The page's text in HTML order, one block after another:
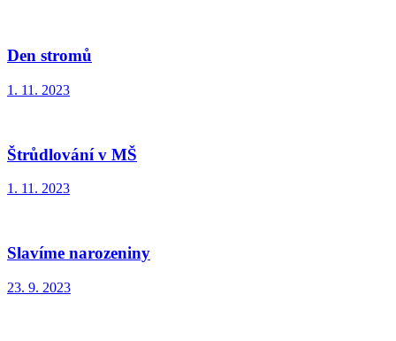
Den stromů
1. 11. 2023
Štrůdlování v MŠ
1. 11. 2023
Slavíme narozeniny
23. 9. 2023